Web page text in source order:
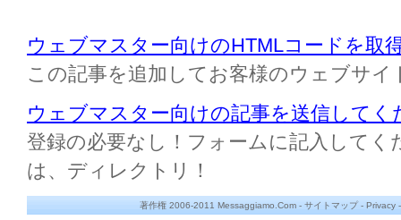
ウェブマスター向けのHTMLコードを取
この記事を追加してお客様のウェブサイ
ウェブマスター向けの記事を送信してく
登録の必要なし！フォームに記入してく
は、ディレクトリ！
著作権 2006-2011 Messaggiamo.Com - サイトマップ- Privacy